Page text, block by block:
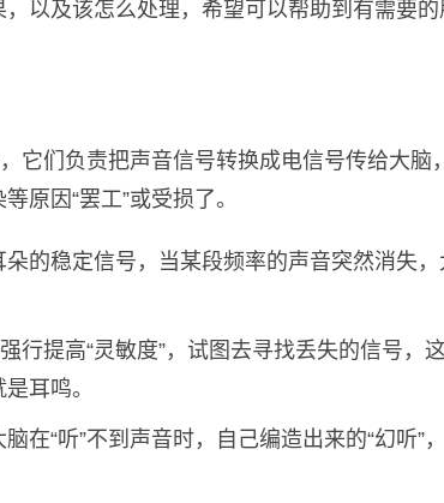
以及该怎么处理，希望可以帮助到有需要的
它们负责把声音信号转换成电信号传给大脑
原因“罢工”或受损了。
的稳定信号，当某段频率的声音突然消失
行提高“灵敏度”，试图去寻找丢失的信号，
耳鸣。
在“听”不到声音时，自己编造出来的“幻听”